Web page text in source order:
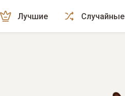
Лучшие Случайные